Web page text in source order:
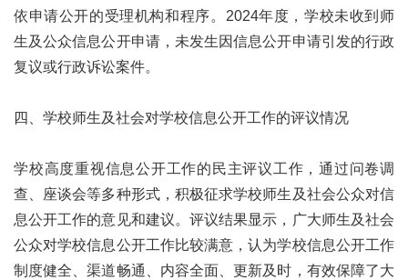
依申请公开的受理机构和程序。2024年度，学校未收到师
生及公众信息公开申请，未发生因信息公开申请引发的行政
复议或行政诉讼案件。
四、学校师生及社会对学校信息公开工作的评议情况
学校高度重视信息公开工作的民主评议工作，通过问卷调
查、座谈会等多种形式，积极征求学校师生及社会公众对信
息公开工作的意见和建议。评议结果显示，广大师生及社会
公众对学校信息公开工作比较满意，认为学校信息公开工作
制度健全、渠道畅通、内容全面、更新及时，有效保障了大